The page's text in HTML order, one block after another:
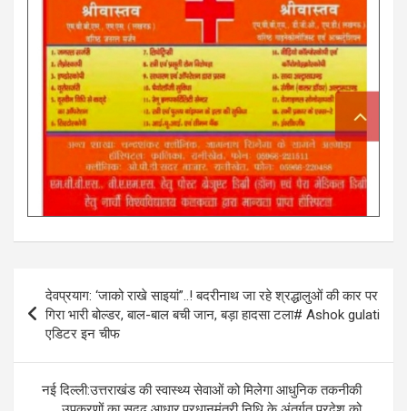
Post
navigation
देवप्रयाग: ‘जाको राखे साइयां”..! बदरीनाथ जा रहे श्रद्धालुओं की कार पर
गिरा भारी बोल्डर, बाल-बाल बची जान, बड़ा हादसा टला# Ashok gulati
एडिटर इन चीफ
नई दिल्ली:उत्तराखंड की स्वास्थ्य सेवाओं को मिलेगा आधुनिक तकनीकी